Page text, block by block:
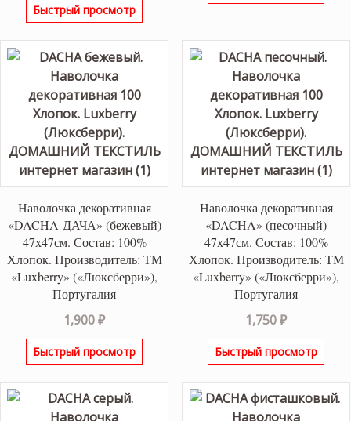
Быстрый просмотр
Наволочка декоративная
«DACHA-ДАЧА» (бежевый)
47х47см. Состав: 100%
Хлопок. Производитель: ТМ
«Luxberry» («Люксберри»),
Португалия
1,900₽
Быстрый просмотр
Наволочка декоративная
«DACHA» (песочный)
47х47см. Состав: 100%
Хлопок. Производитель: ТМ
«Luxberry» («Люксберри»),
Португалия
1,750₽
Быстрый просмотр